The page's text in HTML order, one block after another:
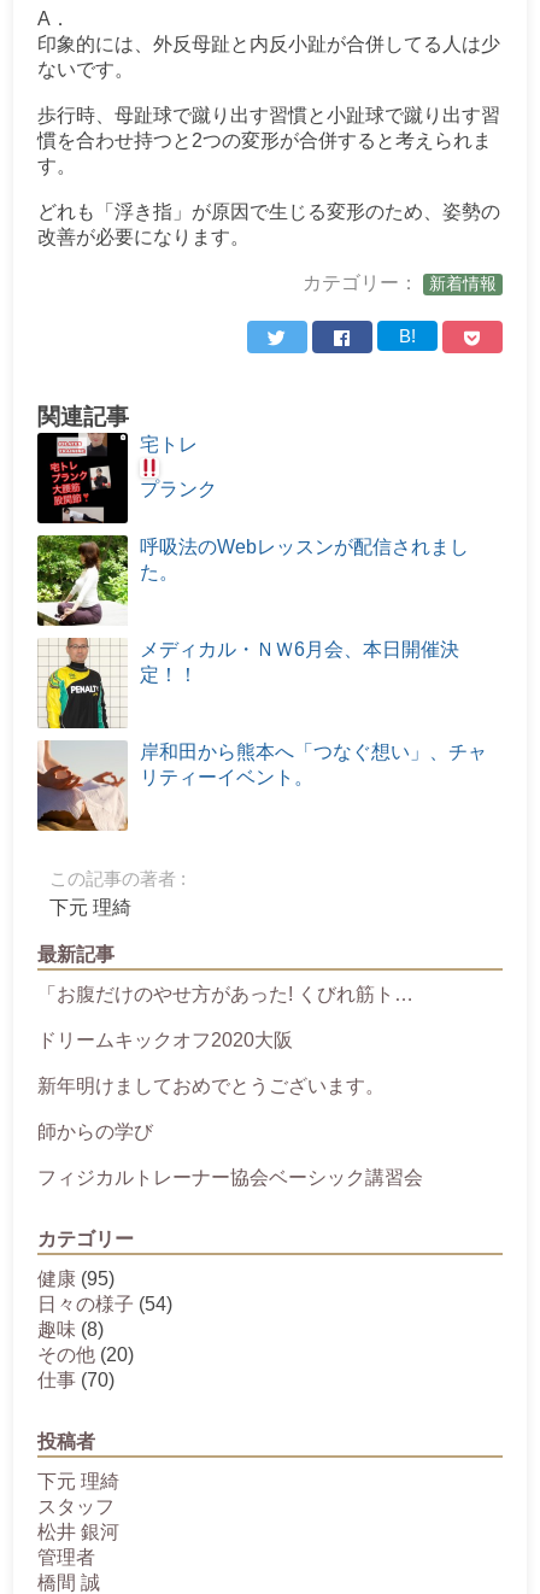
A．
印象的には、外反母趾と内反小趾が合併してる人は少
ないです。
歩行時、母趾球で蹴り出す習慣と小趾球で蹴り出す習
慣を合わせ持つと2つの変形が合併すると考えられま
す。
どれも「浮き指」が原因で生じる変形のため、姿勢の
改善が必要になります。
カテゴリー： 新着情報
B!
関連記事
宅トレ
プランク
呼吸法のWebレッスンが配信されまし
た。
メディカル・ＮＷ6月会、本日開催決
定！！
岸和田から熊本へ「つなぐ想い」、チャ
リティーイベント。
この記事の著者 :
下元 理綺
最新記事
「お腹だけのやせ方があった! くびれ筋ト…
ドリームキックオフ2020大阪
新年明けましておめでとうございます。
師からの学び
フィジカルトレーナー協会ベーシック講習会
カテゴリー
健康 (95)
日々の様子 (54)
趣味 (8)
その他 (20)
仕事 (70)
投稿者
下元 理綺
スタッフ
松井 銀河
管理者
橋間 誠